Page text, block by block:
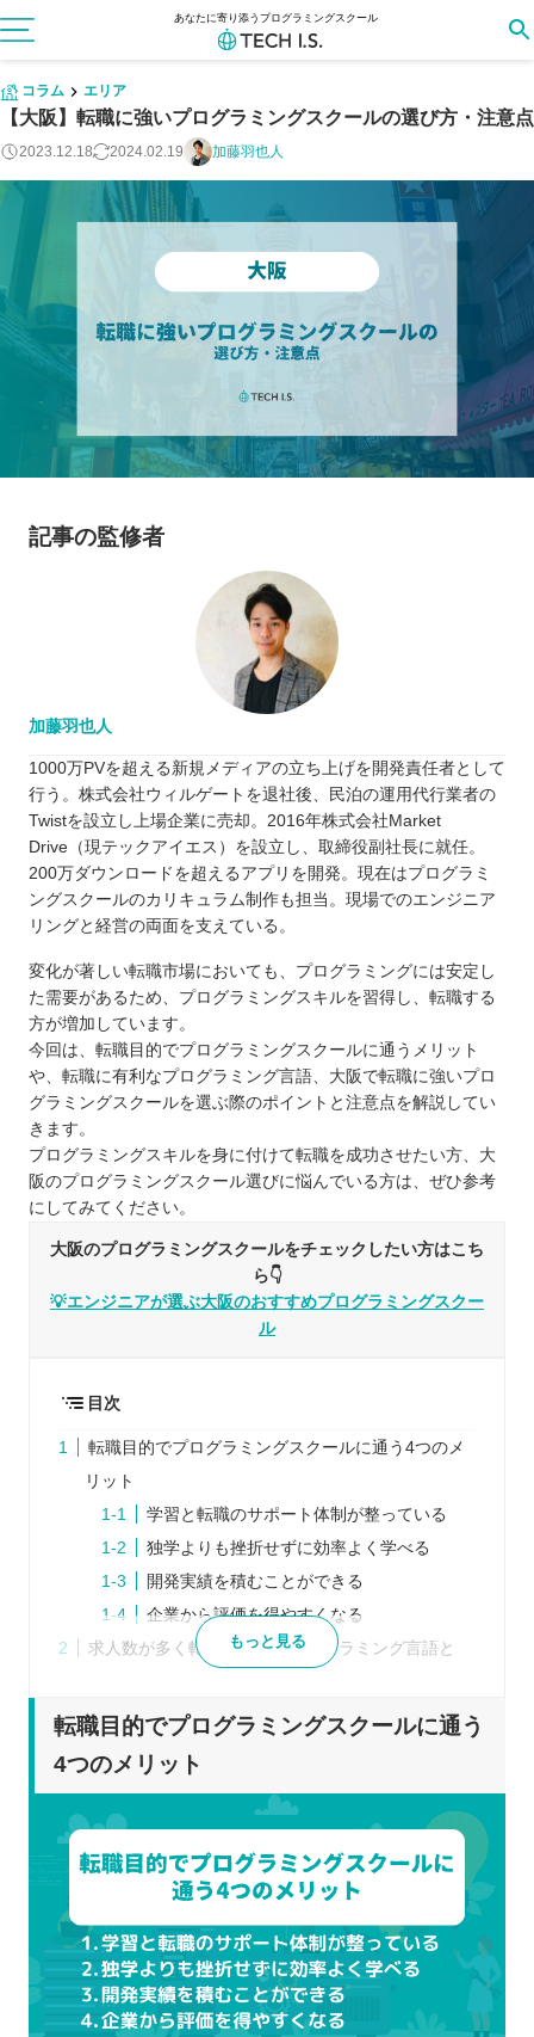
あなたに寄り添うプログラミングスクール
コラム エリア
【大阪】転職に強いプログラミングスクールの選び方・注意点
2023.12.18 2024.02.19 加藤羽也人
記事の監修者
加藤羽也人
1000万PVを超える新規メディアの立ち上げを開発責任者として
行う。株式会社ウィルゲートを退社後、民泊の運用代行業者の
Twistを設立し上場企業に売却。2016年株式会社Market
Drive（現テックアイエス）を設立し、取締役副社長に就任。
200万ダウンロードを超えるアプリを開発。現在はプログラミ
ングスクールのカリキュラム制作も担当。現場でのエンジニア
リングと経営の両面を支えている。
変化が著しい転職市場においても、プログラミングには安定し
た需要があるため、プログラミングスキルを習得し、転職する
方が増加しています。
今回は、転職目的でプログラミングスクールに通うメリット
や、転職に有利なプログラミング言語、大阪で転職に強いプロ
グラミングスクールを選ぶ際のポイントと注意点を解説してい
きます。
プログラミングスキルを身に付けて転職を成功させたい方、大
阪のプログラミングスクール選びに悩んでいる方は、ぜひ参考
にしてみてください。
大阪のプログラミングスクールをチェックしたい方はこち
ら👇
💡エンジニアが選ぶ大阪のおすすめプログラミングスクー
ル
目次
転職目的でプログラミングスクールに通う4つのメ
リット
学習と転職のサポート体制が整っている
独学よりも挫折せずに効率よく学べる
開発実績を積むことができる
企業から評価を得やすくなる
求人数が多く転職に有利なプログラミング言語と
Python
JavaScript
Ruby
C#・C＋＋
GO
SQL
大阪で転職に強いプログラミングスクールを選ぶポ
もっと見る
転職目的でプログラミングスクールに通う
4つのメリット